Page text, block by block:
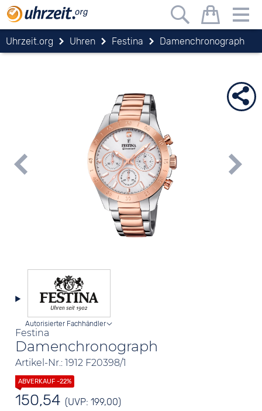
Uhrzeit.org Uhren Festina Damenchronograph
Festina
Damenchronograph
Artikel-Nr.: 1912 F20398/1
Autorisierter Fachhändler
150,54 (UVP: 199,00)